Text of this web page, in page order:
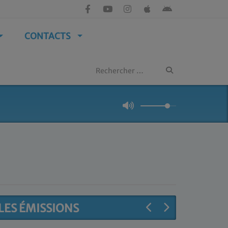
CONTACTS
ÉMISSIONS